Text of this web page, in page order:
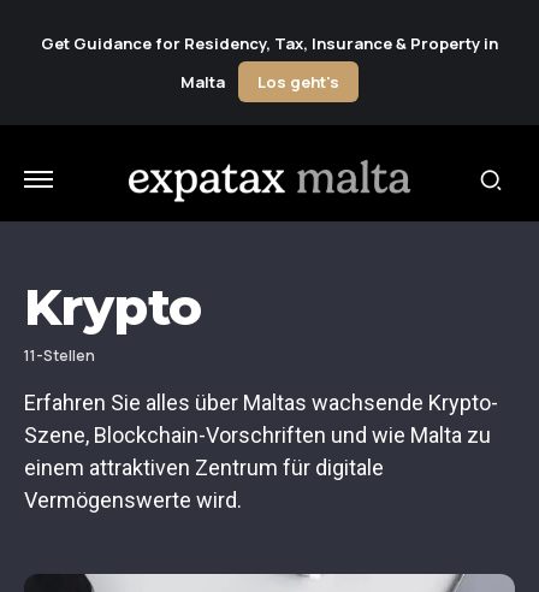
Get Guidance for Residency, Tax, Insurance & Property in
Malta
Los geht's
Krypto
11-Stellen
Erfahren Sie alles über Maltas wachsende Krypto-
Szene, Blockchain-Vorschriften und wie Malta zu
einem attraktiven Zentrum für digitale
Vermögenswerte wird.